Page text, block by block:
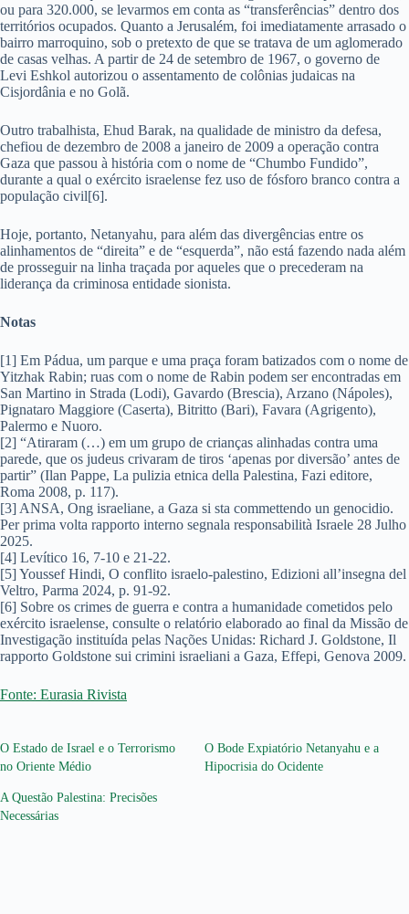
ou para 320.000, se levarmos em conta as “transferências” dentro dos
territórios ocupados. Quanto a Jerusalém, foi imediatamente arrasado o
bairro marroquino, sob o pretexto de que se tratava de um aglomerado
de casas velhas. A partir de 24 de setembro de 1967, o governo de
Levi Eshkol autorizou o assentamento de colônias judaicas na
Cisjordânia e no Golã.
Outro trabalhista, Ehud Barak, na qualidade de ministro da defesa,
chefiou de dezembro de 2008 a janeiro de 2009 a operação contra
Gaza que passou à história com o nome de “Chumbo Fundido”,
durante a qual o exército israelense fez uso de fósforo branco contra a
população civil[6].
Hoje, portanto, Netanyahu, para além das divergências entre os
alinhamentos de “direita” e de “esquerda”, não está fazendo nada além
de prosseguir na linha traçada por aqueles que o precederam na
liderança da criminosa entidade sionista.
Notas
[1] Em Pádua, um parque e uma praça foram batizados com o nome de
Yitzhak Rabin; ruas com o nome de Rabin podem ser encontradas em
San Martino in Strada (Lodi), Gavardo (Brescia), Arzano (Nápoles),
Pignataro Maggiore (Caserta), Bitritto (Bari), Favara (Agrigento),
Palermo e Nuoro.
[2] “Atiraram (…) em um grupo de crianças alinhadas contra uma
parede, que os judeus crivaram de tiros ‘apenas por diversão’ antes de
partir” (Ilan Pappe, La pulizia etnica della Palestina, Fazi editore,
Roma 2008, p. 117).
[3] ANSA, Ong israeliane, a Gaza si sta commettendo un genocidio.
Per prima volta rapporto interno segnala responsabilità Israele 28 Julho
2025.
[4] Levítico 16, 7-10 e 21-22.
[5] Youssef Hindi, O conflito israelo-palestino, Edizioni all’insegna del
Veltro, Parma 2024, p. 91-92.
[6] Sobre os crimes de guerra e contra a humanidade cometidos pelo
exército israelense, consulte o relatório elaborado ao final da Missão de
Investigação instituída pelas Nações Unidas: Richard J. Goldstone, Il
rapporto Goldstone sui crimini israeliani a Gaza, Effepi, Genova 2009.
Fonte: Eurasia Rivista
O Estado de Israel e o Terrorismo
no Oriente Médio
O Bode Expiatório Netanyahu e a
Hipocrisia do Ocidente
A Questão Palestina: Precisões
Necessárias